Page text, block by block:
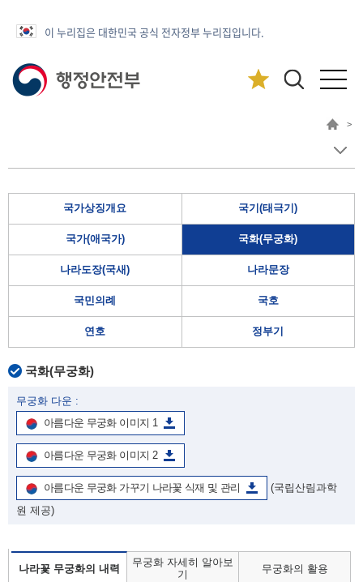
이 누리집은 대한민국 공식 전자정부 누리집입니다.
>
국가상징개요 국기(태극기)
국가(애국가) 국화(무궁화)
나라도장(국새) 나라문장
국민의례 국호
연호 정부기
국화(무궁화)
무궁화 다운 :
아름다운 무궁화 이미지 1
아름다운 무궁화 이미지 2
아름다운 무궁화 가꾸기 나라꽃 식재 및 관리
(국립산림과학
원 제공)
나라꽃 무궁화의 내력
무궁화 자세히 알아보
기
무궁화의 활용